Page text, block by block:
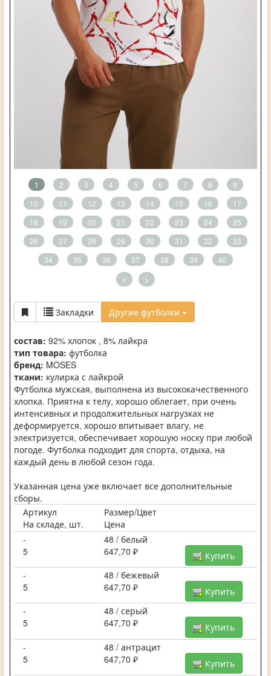
1 2 3 4 5 6 7 8
9
10
11 12 13 14 15 16
17
18
19 20 21 22 23 24
25
26
27 28 29 30 31 32
33
34
35 36 37 38 39 40
< >
Закладки Другие футболки
состав: 92% хлопок , 8% лайкра
тип товара: футболка
бренд: MOSES
ткани: кулирка с лайкрой
Футболка мужская, выполнена из высококачественного
хлопка. Приятна к телу, хорошо облегает, при очень
интенсивных и продолжительных нагрузках не
деформируется, хорошо впитывает влагу, не
электризуется, обеспечивает хорошую носку при любой
погоде. Футболка подходит для спорта, отдыха, на
каждый день в любой сезон года.
Указанная цена уже включает все дополнительные
сборы.
Артикул
Размер/Цвет
На складе, шт.
Цена
-
48 / белый
5
647,70 ₽
Купить
-
48 / бежевый
5
647,70 ₽
Купить
-
48 / серый
5
647,70 ₽
Купить
-
48 / антрацит
5
647,70 ₽
Купить